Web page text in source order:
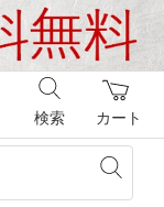
カート
検索